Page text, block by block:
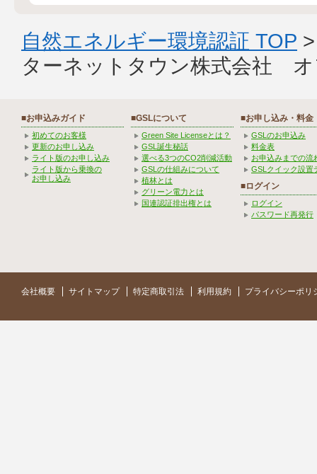
自然エネルギー環境認証 TOP
ターネットタウン株式会社
■お申込みガイド
初めてのお客様
更新のお申し込み
ライト版のお申し込み
ライト版から乗換の
お申し込み
■GSLについて
Green Site Licenseとは？
GSL誕生秘話
選べる3つのCO2削減活動
GSLの仕組みについて
植林とは
グリーン電力とは
国連認証排出権とは
■お申し込み・料金
GSLのお申込み
料金表
お申込みまでの流
GSLクイック設置
■ログイン
ログイン
パスワード再発行
会社概要 サイトマップ 特定商取引法 利用規約 プライバシーポリ